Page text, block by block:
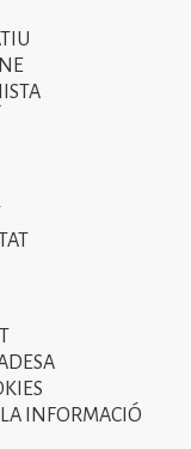
INFORMACIÓ